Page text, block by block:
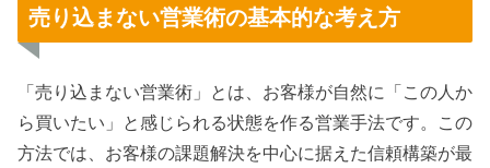
売り込まない営業術の基本的な考え方
「売り込まない営業術」とは、お客様が自然に「この人か
ら買いたい」と感じられる状態を作る営業手法です。この
方法では、お客様の課題解決を中心に据えた信頼構築が最